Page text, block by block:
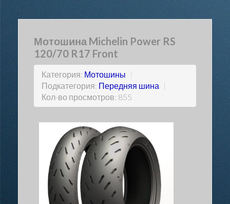
Мотошина Michelin Power RS
120/70 R17 Front
Категория: Мотошины |
Подкатегория: Передняя шина |
Кол-во просмотров: 855